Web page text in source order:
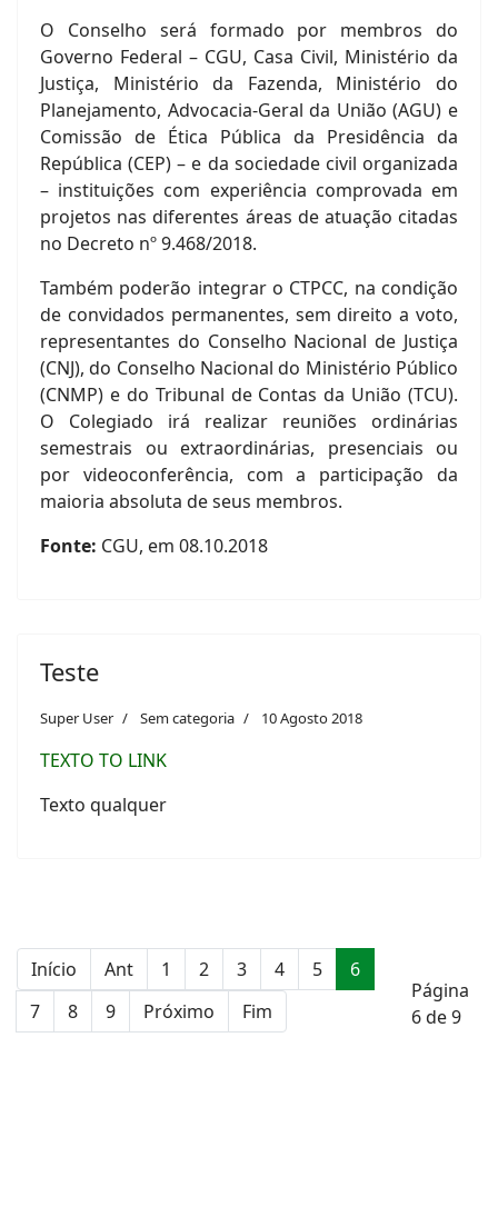
O Conselho será formado por membros do
Governo Federal – CGU, Casa Civil, Ministério da
Justiça, Ministério da Fazenda, Ministério do
Planejamento, Advocacia-Geral da União (AGU) e
Comissão de Ética Pública da Presidência da
República (CEP) – e da sociedade civil organizada
– instituições com experiência comprovada em
projetos nas diferentes áreas de atuação citadas
no Decreto nº 9.468/2018.
Também poderão integrar o CTPCC, na condição
de convidados permanentes, sem direito a voto,
representantes do Conselho Nacional de Justiça
(CNJ), do Conselho Nacional do Ministério Público
(CNMP) e do Tribunal de Contas da União (TCU).
O Colegiado irá realizar reuniões ordinárias
semestrais ou extraordinárias, presenciais ou
por videoconferência, com a participação da
maioria absoluta de seus membros.
Fonte: CGU, em 08.10.2018
Teste
Super User Sem categoria 10 Agosto 2018
TEXTO TO LINK
Texto qualquer
Início Ant 1 2 3 4 5
6
7
8 9 Próximo Fim
Página
6 de 9